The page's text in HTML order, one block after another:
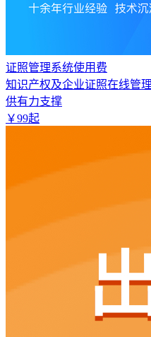
证照管理系统使用费
知识产权及企业证照在线管
供有力支撑
￥99起